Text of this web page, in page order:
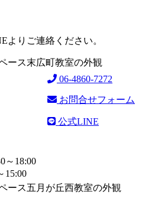
よりご連絡ください。
～18:00
15:00
06-4860-7272
お問合せフォーム
公式LINE